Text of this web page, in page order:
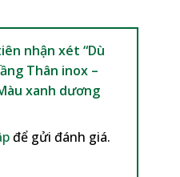
nhận xét “Dù
Thân inox –
xanh dương
để gửi đánh giá.